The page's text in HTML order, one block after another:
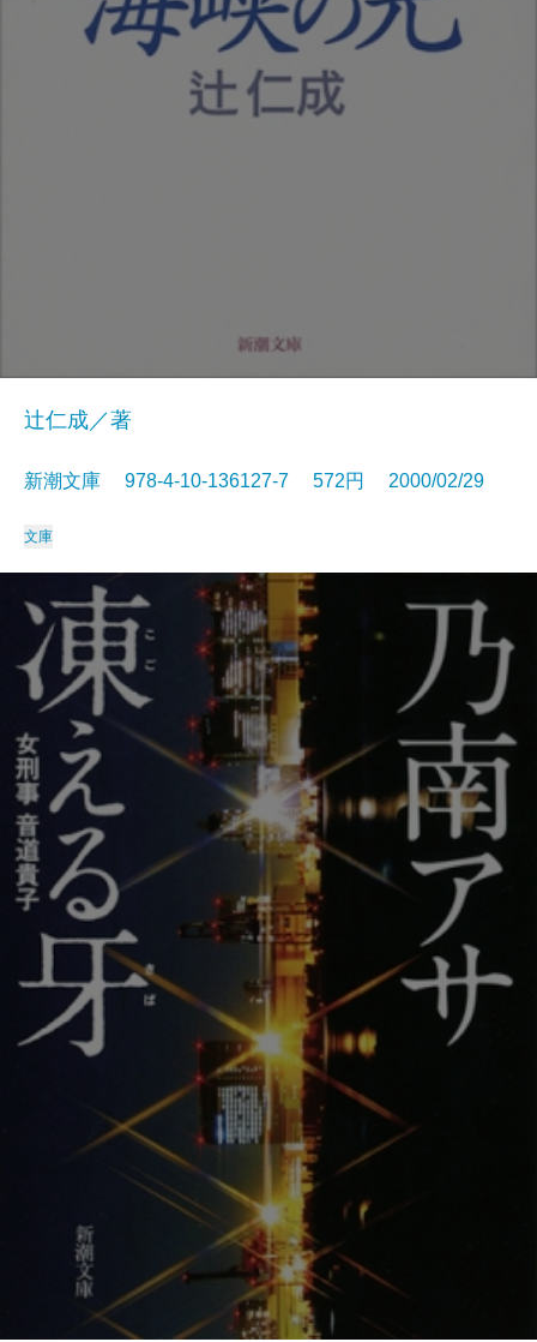
辻仁成／著
新潮文庫 978-4-10-136127-7 572円 2000/02/29
文庫